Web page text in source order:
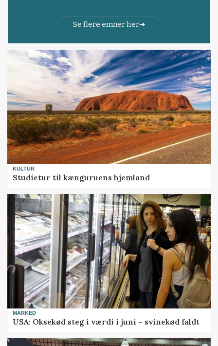
Se flere emner her
KULTUR
Studietur til kænguruens hjemland
MARKED
USA: Oksekød steg i værdi i juni – svinekød faldt